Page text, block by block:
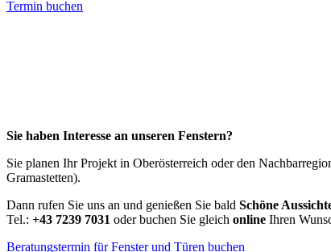
Termin buchen
Sie haben Interesse an unseren Fenstern?
Sie planen Ihr Projekt in Oberösterreich oder den
Gramastetten).
Dann rufen Sie uns an und genießen Sie bald Schöne
Tel.: +43 7239 7031 oder buchen Sie gleich online Ihren
Beratungstermin für Fenster und Türen buchen